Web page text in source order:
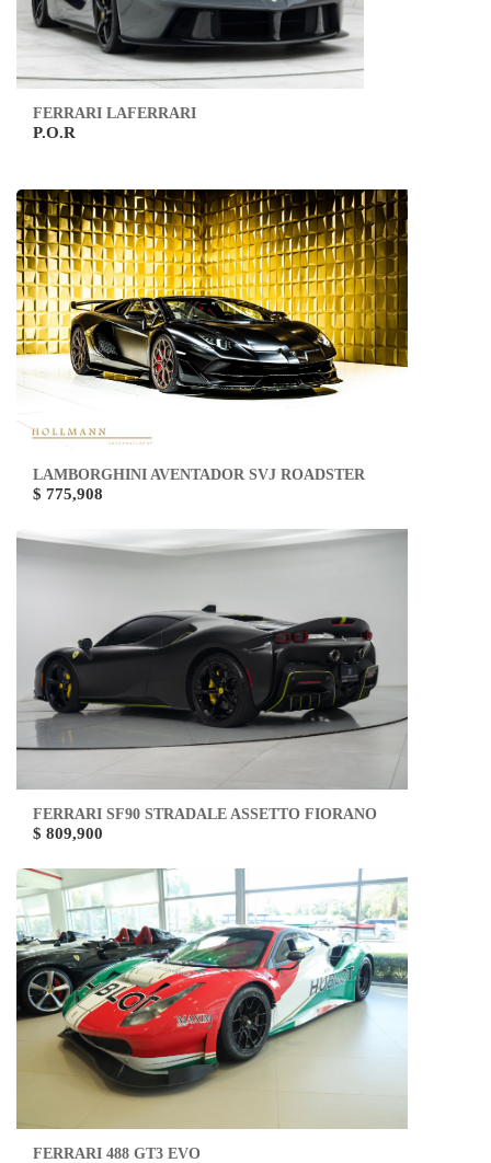
FERRARI LAFERRARI
P.O.R
LAMBORGHINI AVENTADOR SVJ ROADSTER
$ 775,908
FERRARI SF90 STRADALE ASSETTO FIORANO
$ 809,900
FERRARI 488 GT3 EVO